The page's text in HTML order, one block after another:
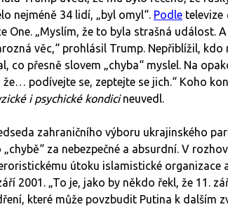
nejméně 34 lidí, „byl omyl“. Podle televize
One. „Myslím, že to byla strašná událost.
věc,“ prohlásil Trump. Nepřiblížil,
co přesně slovem „chyba“ myslel. Na
že… podívejte se, zeptejte se jich.“ Koho
i psychické kondicineuvedl.
zahraničního výboru ukrajinského
za nebezpečné a absurdní. V
útoku islamistické organizace
2001. „To je, jako by někdo řekl, že 11.
které může povzbudit Putina k dalším